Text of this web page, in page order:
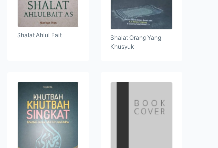
Shalat Ahlul Bait
Shalat Orang Yang
Khusyuk